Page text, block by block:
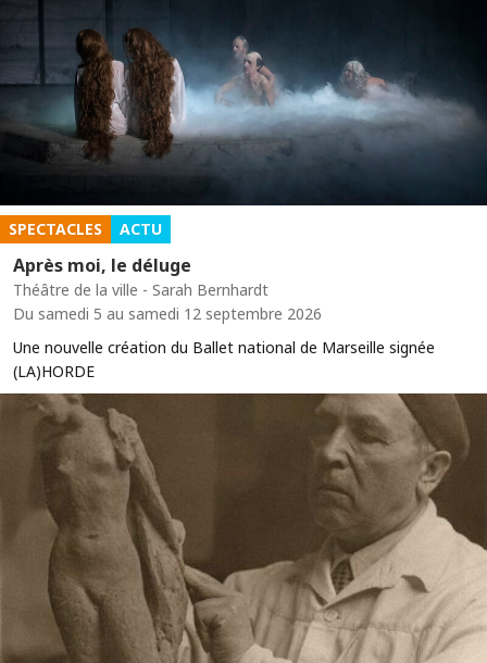
SPECTACLES ACTU
Après moi, le déluge
Théâtre de la ville - Sarah Bernhardt
Du samedi 5 au samedi 12 septembre 2026
Une nouvelle création du Ballet national de Marseille signée
(LA)HORDE